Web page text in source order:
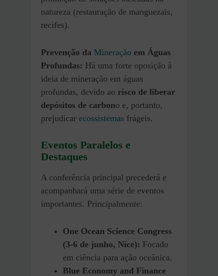
natureza (restauração de manguezais,
recifes).
Prevenção da Mineração em Águas
Profundas: Há uma forte oposição à
ideia de mineração em águas
profundas, devido ao risco de liberar
depósitos de carbono e, portanto,
prejudicar ecossistemas frágeis.
Eventos Paralelos e
Destaques
A conferência principal precederá e
acompanhará uma série de eventos
importantes. Principalmente:
One Ocean Science Congress
(3-6 de junho, Nice): Focado
em ciência para ação oceânica.
Blue Economy and Finance